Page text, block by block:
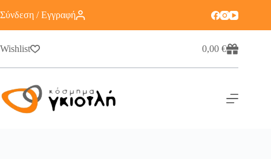
Σύνδεση / Εγγραφή
Wishlist 0,00€